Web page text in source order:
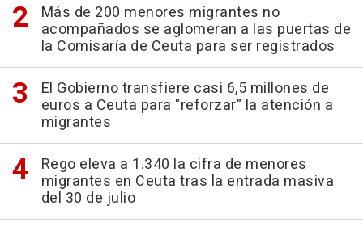
Más de 200 menores migrantes no
acompañados se aglomeran a las puertas de
la Comisaría de Ceuta para ser registrados
El Gobierno transfiere casi 6,5 millones de
euros a Ceuta para "reforzar" la atención a
migrantes
Rego eleva a 1.340 la cifra de menores
migrantes en Ceuta tras la entrada masiva
del 30 de julio